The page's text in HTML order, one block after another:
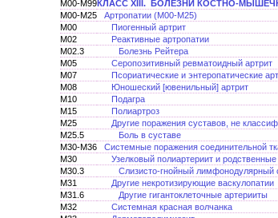
M00-M99КЛАСС XIII. БОЛЕЗНИ КОСТНО-
M00-M25
Артропатии (M00-M25)
M00
Пиогенный артрит
M02
Реактивные артропатии
M02.3
Болезнь Рейтера
M05
Серопозитивный ревматоидный артрит
M07
Псориатические и энтеропатические
M08
Юношеский [ювенильный] артрит
M10
Подагра
M15
Полиартроз
M25
Другие поражения суставов, не
M25.5
Боль в суставе
M30-M36
Системные поражения соединительной
M30
Узелковый полиартериит и
M30.3
Слизисто-гнойный лимфонодулярный
M31
Другие некротизирующие васкулопатии
M31.6
Другие гигантоклеточные артерииты
M32
Системная красная волчанка